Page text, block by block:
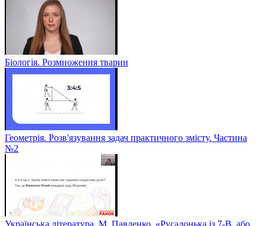
Біологія. Розмноження тварин
Геометрія. Розв'язування задач практичного змісту. Частина
№2
Українська література. М. Павленко. «Русалонька із 7-В, або